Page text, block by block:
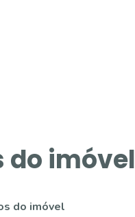
do imóvel
do imóvel